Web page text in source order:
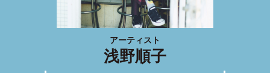
アーティスト
浅野順子